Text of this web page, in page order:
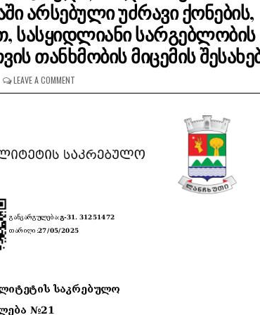
არსებული უძრავი ქონების,
სასყიდლიანი სარგებლობის
თანხმობის მიცემის
LEAVE A COMMENT